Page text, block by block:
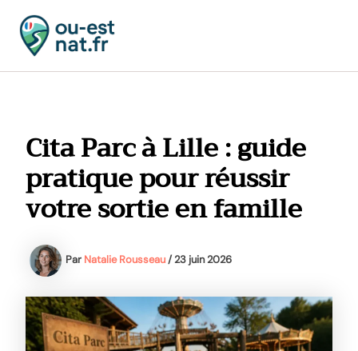
contenu
Cita Parc à Lille : guide
pratique pour réussir
votre sortie en famille
Par Natalie Rousseau/23 juin 2026